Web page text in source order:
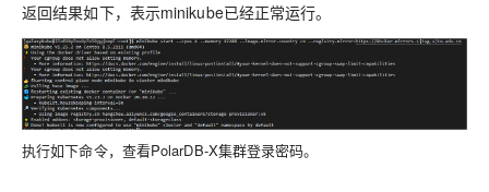
返回结果如下，表示minikube已经正常运行。
执行如下命令，查看PolarDB-X集群登录密码。